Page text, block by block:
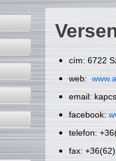
cím: 6722
web:
email:
facebook:
telefon:
fax: